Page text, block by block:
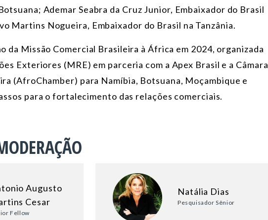
Ademar Seabra da Cruz Junior, Embaixador do Brasil
Martins Nogueira, Embaixador do Brasil na Tanzânia.
da Missão Comercial Brasileira à África em 2024, organizada
Exteriores (MRE) em parceria com a Apex Brasil e a Câmara
(AfroChamber) para Namíbia, Botsuana, Moçambique e
para o fortalecimento das relações comerciais.
Augusto
Cesar
Fellow
Natália Dias
Pesquisador Sênior